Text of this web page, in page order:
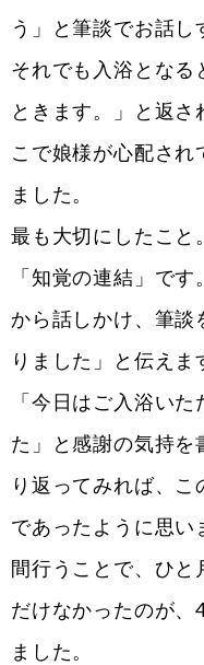
う」と筆談でお話し
それでも入浴となる
ときます。」と返
こで娘様が心配され
ました。
最も大切にしたこと
「知覚の連結」で
から話しかけ、筆談
りました」と伝え
「今日はご入浴い
た」と感謝の気持を
り返ってみれば、
であったように思い
間行うことで、ひと
だけなかったのが、
ました。